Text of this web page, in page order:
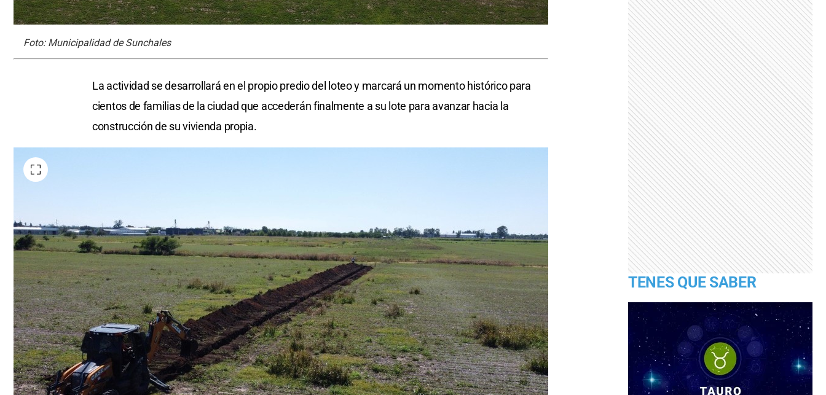
Foto: Municipalidad de Sunchales
La actividad se desarrollará en el propio predio del loteo y marcará un momento histórico para
cientos de familias de la ciudad que accederán finalmente a su lote para avanzar hacia la
construcción de su vivienda propia.
TENES QUE SABER